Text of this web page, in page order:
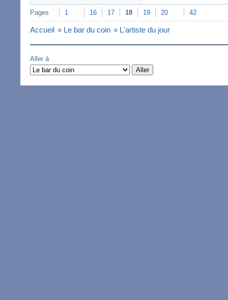
Pages 1 16 17 18 19 20 42
Accueil » Le bar du coin » L'artiste du jour
Aller à